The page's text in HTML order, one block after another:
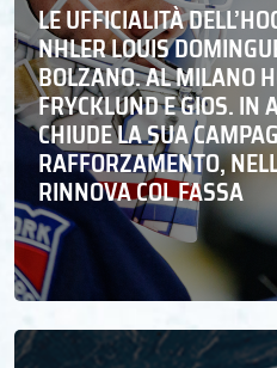
LE UFFICIALITÀ
NHLER LOUIS
BOLZANO. AL MILANO
FRYCKLUND E GIOS. IN
CHIUDE LA SUA
RAFFORZAMENTO,
RINNOVA COL FASSA